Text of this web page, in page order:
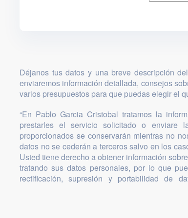
Déjanos tus datos y una breve descripción del
enviaremos información detallada, consejos
varios presupuestos para que puedas elegir el
“En Pablo Garcia Cristobal tratamos la
prestarles el servicio solicitado o enviare
proporcionados se conservarán mientras no
datos no se cederán a terceros salvo en los
Usted tiene derecho a obtener información
tratando sus datos personales, por lo que
rectificación, supresión y portabilidad de